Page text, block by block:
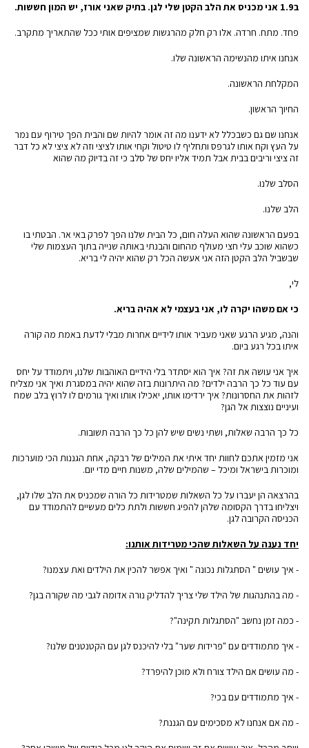
ב1.9 אני מכניס את הלב הקטן שלי לגן. בתיק שאני אורז, יש המון חששות.
פחד. מתח. חרדה. אלו רק חלק מהרגשות שמציפים אותי ככל שהתאריך מתקרב.
אנחנו איתו מהנשימה הראשונה שלו.
המקלחת הראשונה.
החיוך הראשון.
אנחנו שם גם כשבכלל לא ידענו מה זה אומר להיות שם והבית הפך טירוף עם נמר
על העץ וקח אותו לגרפס ותחליף לו טיטול וקחי אותו לציצי וזה לא ציצי לא כל דבר
זה ציצי וריבים בבית אבל תמיד אליו יחס של סלב כי זה בדיוק מה שהוא
הסלב שלנו.
הלב שלנו.
בפעם הראשונה שהוא העלה חום, כל הבית שלנו הפך לפרק באי אר. הבטתי בו
כשהוא שוכב עלי חצי מעולף מהחום והבנתי באותה שנייה בתוך העצמות שלי
שבשביל הלב הקטן הזה אני אעשה הכל רק שהוא יהיה לי בריא.
לי,
כי אם משהו יקרה לו, אני בעצמי לא אהיה בריא.
והנה, מגיע הרגע שאני מעביר אותו לידיים אחרות מבלי לדעת באמת מה קורה
איתו בכל רגע ביום.
איך אני עושה את זה? איך הוא יסתדר בלי הידיים האוהבות שלנו, ויתמודד על יחס
עם עוד כל כך הרבה ילדים? מה היתרונות בזה שהוא יהיה במסגרת ואיך אני מצליח
לזהות את החסרונות? איך ירדימו אותו, יאכילו אותו ואיך גורמים לו לרוץ בלב שמח
ועיניים נוצצות אל הגן?
כל כך הרבה שאלות, ושתי נשים שיש להן כל כך הרבה תשובות.
אני מזמין אתכם לחוות יחד איתי את המילים של רבקה, אחת הגננות הכי מוערכות
ומוכרות בישראל ומיכל – שהמילים שלה, משנות חיים מדי יום.
בהרצאה הן יעברו על כל השאלות שמטרידות כל הורה שמכניס את הלב שלו לגן,
ויצליחו בדרך הקסומה שלהן להפיג חששות ולתת כלים מעשיים להתמודד עם
הכניסה הקרובה לגן.
יחד נענה על השאלות שהכי מטרידות אותנו:
- איך עושים " הסתגלות נכונה " ואיך אפשר להכין את הילדים ואת עצמנו?
- מה בהתנהגות של הילד שלי צריך להדליק נורה אדומה לגבי מה שקורה בגן?
- כמה זמן נחשב "הסתגלות תקינה"?
- איך מתמודדים עם "פרידות שער" בלי להיכנס לגן עם הקטנטנים שלנו?
- מה עושים אם הילד צורח ולא מוכן להיפרד?
- איך מתמודדים עם בכי?
- מה אם אנחנו לא מסכימים עם הגננת?